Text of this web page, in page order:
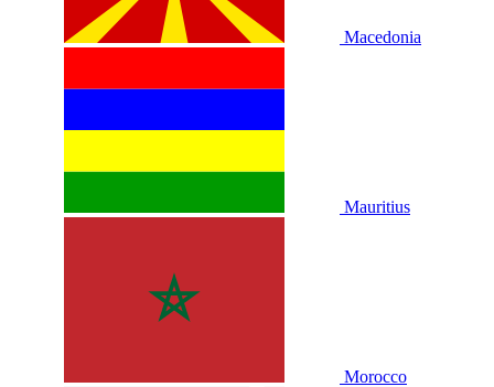
Macedonia
Mauritius
Morocco